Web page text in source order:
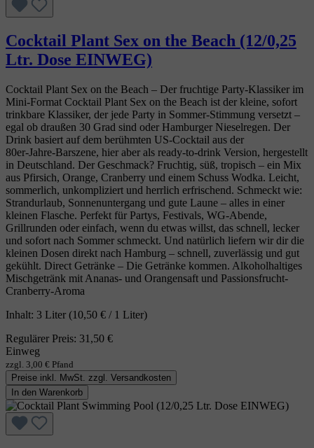
Cocktail Plant Sex on the Beach (12/0,25
Ltr. Dose EINWEG)
Cocktail Plant Sex on the Beach – Der fruchtige Party‑Klassiker im
Mini‑Format Cocktail Plant Sex on the Beach ist der kleine, sofort
trinkbare Klassiker, der jede Party in Sommer‑Stimmung versetzt –
egal ob draußen 30 Grad sind oder Hamburger Nieselregen. Der
Drink basiert auf dem berühmten US‑Cocktail aus der
80er‑Jahre‑Barszene, hier aber als ready‑to‑drink Version, hergestellt
in Deutschland. Der Geschmack? Fruchtig, süß, tropisch – ein Mix
aus Pfirsich, Orange, Cranberry und einem Schuss Wodka. Leicht,
sommerlich, unkompliziert und herrlich erfrischend. Schmeckt wie:
Strandurlaub, Sonnenuntergang und gute Laune – alles in einer
kleinen Flasche. Perfekt für Partys, Festivals, WG‑Abende,
Grillrunden oder einfach, wenn du etwas willst, das schnell, lecker
und sofort nach Sommer schmeckt. Und natürlich liefern wir dir die
kleinen Dosen direkt nach Hamburg – schnell, zuverlässig und gut
gekühlt. Direct Getränke – Die Getränke kommen. Alkoholhaltiges
Mischgetränk mit Ananas- und Orangensaft und Passionsfrucht-
Cranberry-Aroma
Inhalt: 3 Liter (10,50 € / 1 Liter)
Regulärer Preis: 31,50 €
Einweg
zzgl. 3,00 € Pfand
Preise inkl. MwSt. zzgl. Versandkosten
In den Warenkorb